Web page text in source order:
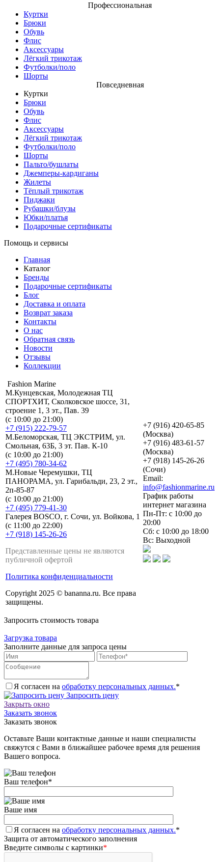
Профессиональная
Куртки
Брюки
Обувь
Флис
Аксессуары
Лёгкий трикотаж
Футболки/поло
Шорты
Повседневная
Куртки
Брюки
Обувь
Флис
Аксессуары
Лёгкий трикотаж
Футболки/поло
Шорты
Пальто/бушлаты
Джемперы-кардиганы
Жилеты
Тёплый трикотаж
Пиджаки
Рубашки/блузы
Юбки/платья
Подарочные сертификаты
Помощь и сервисы
Главная
Каталог
Бренды
Подарочные сертификаты
Блог
Доставка и оплата
Возврат заказа
Контакты
О нас
Обратная связь
Новости
Отзывы
Коллекции
Fashion Marine
М.Кунцевская, Молодежная ТЦ
СПОРТХИТ, Сколковское шоссе, 31,
строение 1, 3 эт., Пав. 39
(с 10:00 до 21:00)
+7 (915) 222-79-57
М.Беломорская, ТЦ ЭКСТРИМ, ул.
Смольная, 63Б, 3 эт. Пав. К-10
(с 10:00 до 21:00)
+7 (495) 780-34-62
М.Новые Черемушки, ТЦ
ПАНОРАМА, ул. Гарибальди, 23, 2 эт.,
2п-85-87
(с 10:00 до 21:00)
+7 (495) 779-41-30
Галерея BOSCO, г. Сочи, ул. Войкова, 1
(с 11:00 до 22:00)
+7 (918) 145-26-26
Представленные цены не являются
публичной офертой
Политика конфиденциальности
Copyright 2025 © bananna.ru. Все права
защищены.
+7 (916) 420-65-85
(Москва)
+7 (916) 483-61-57
(Москва)
+7 (918) 145-26-26
(Сочи)
Email:
info@fashionmarine.ru
График работы
интернет магазина
Пн-Пт: с 10:00 до
20:00
Сб: с 10:00 до 18:00
Вс: Выходной
Запросить стоимость товара
Загрузка товара
Заполните данные для запроса цены
Я согласен на обработку персональных данных.*
Запросить цену
Закрыть окно
Заказать звонок
Заказать звонок
Оставьте Ваши контактные данные и наши специалисты
свяжутся с Вами в ближайшее рабочее время для решения
Вашего вопроса.
Ваш телефон*
Ваше имя
Я согласен на обработку персональных данных.*
Защита от автоматического заполнения
Введите символы с картинки*